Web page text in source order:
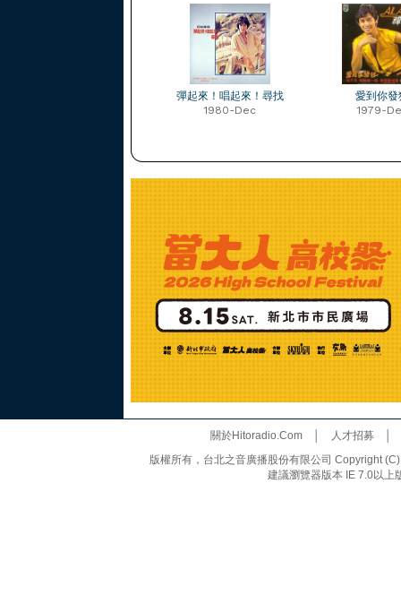
彈起來！唱起來！尋找
1980-Dec
愛到你發
1979-
關於Hitoradio.Com│ 人才招募
版權所有，台北之音廣播股份有限公司 Copyright
建議瀏覽器版本 IE 7.0以上